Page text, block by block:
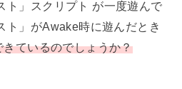
ト」スクリプト が一度遊んで
ト」がAwake時に遊んだとき
ているのでしょうか？